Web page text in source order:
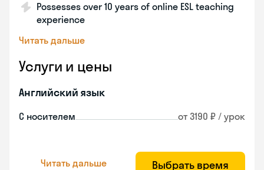
Possesses over 10 years of online ESL teaching
experience
Читать дальше
Услуги и цены
Английский язык
С носителем от 3190 ₽ / урок
Читать дальше Выбрать время